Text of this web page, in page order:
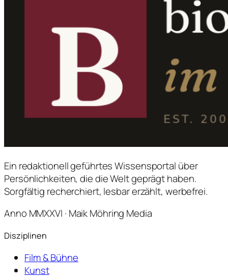
Ein redaktionell geführtes Wissensportal über
Persönlichkeiten, die die Welt geprägt haben.
Sorgfältig recherchiert, lesbar erzählt, werbefrei.
Anno MMXXVI · Maik Möhring Media
Disziplinen
Film & Bühne
Kunst